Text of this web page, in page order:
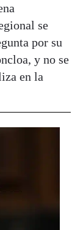
se
por su
y no se
en la